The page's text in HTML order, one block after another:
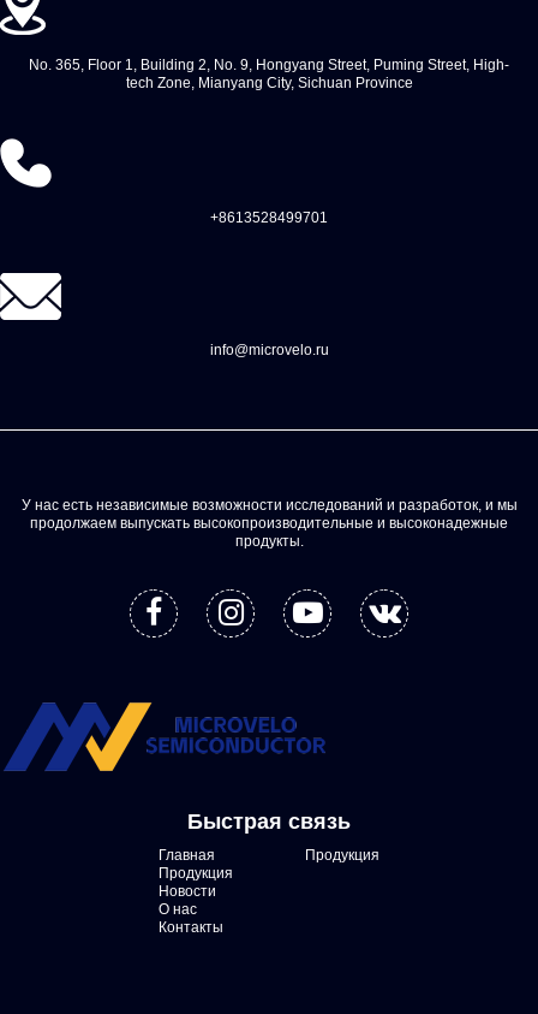
No. 365, Floor 1, Building 2, No. 9, Hongyang Street, Puming Street, High-
tech Zone, Mianyang City, Sichuan Province
+8613528499701
info@microvelo.ru
У нас есть независимые возможности исследований и разработок, и мы
продолжаем выпускать высокопроизводительные и высоконадежные
продукты.
Быстрая связь
Главная
Продукция
Новости
О нас
Контакты
Продукция